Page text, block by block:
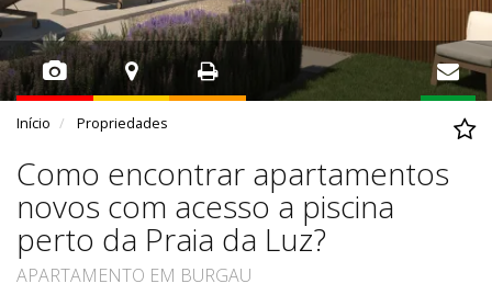
Início Propriedades
Como encontrar apartamentos
novos com acesso a piscina
perto da Praia da Luz?
APARTAMENTO EM BURGAU